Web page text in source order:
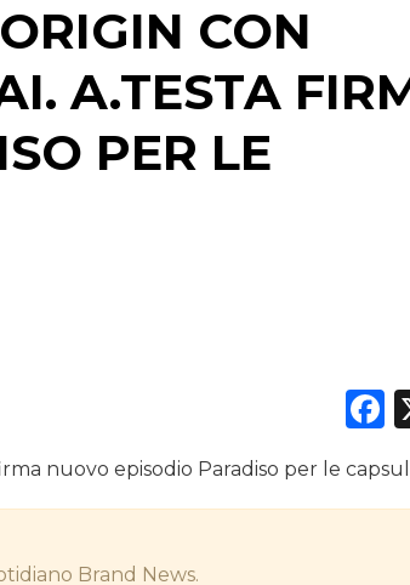
CON
A.TESTA
PER LE
nuovo episodio Paradiso per le
Brand News.